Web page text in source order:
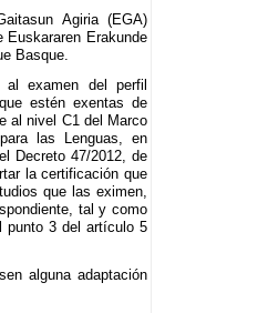
Agiria (EGA)
Euskararen Erakunde
Basque.
al examen del perfil
estén exentas de
al nivel C1 del Marco
las Lenguas, en
Decreto 47/2012, de
la certificación que
que las eximen,
tal y como
3 del artículo 5
alguna adaptación